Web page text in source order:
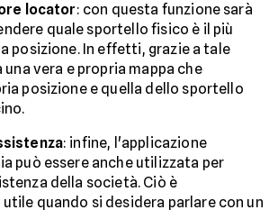
locator: con questa funzione sarà
quale sportello fisico è il più
posizione. In effetti, grazie a tale
vera e propria mappa che
posizione e quella dello sportello
: infine, l'applicazione
può essere anche utilizzata per
della società. Ciò è
quando si desidera parlare con un